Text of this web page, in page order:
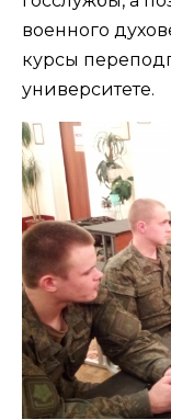
военного
курсы
университете.